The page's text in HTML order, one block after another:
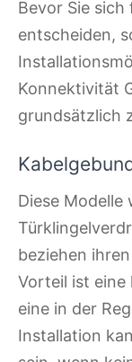
Bevor Sie
entscheiden,
Konnektivität
grundsätzlich
Diese Modelle
beziehen
Vorteil ist
eine in der
Installation